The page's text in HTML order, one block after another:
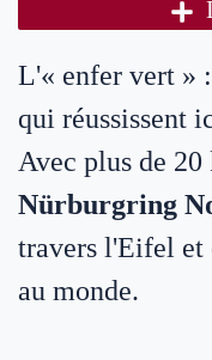
L'« enfer vert »
qui réussissent
Avec plus de
Nürburgring
travers l'Eifel et
au monde.